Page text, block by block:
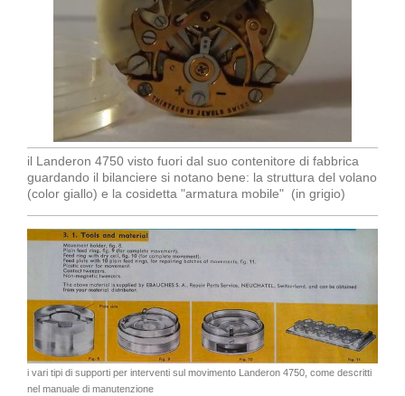
il Landeron 4750 visto fuori dal suo contenitore di fabbrica
guardando il bilanciere si notano bene: la struttura del volano
(color giallo) e la cosidetta "armatura mobile" (in grigio)
i vari tipi di supporti per interventi sul movimento Landeron 4750, come descritti
nel manuale di manutenzione